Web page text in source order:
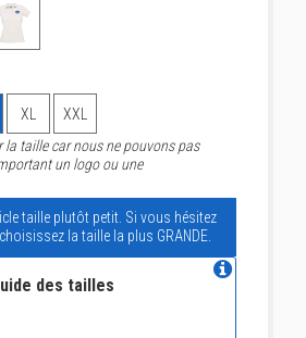
XL
XXL
taille car nous ne pouvons pas
un logo ou une
taille plutôt petit. Si vous hésitez
la taille la plus GRANDE.
des tailles